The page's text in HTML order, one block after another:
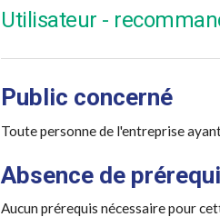
Utilisateur -
Public concerné
Toute personne de l'entreprise
Absence de
Aucun prérequis nécessaire pour